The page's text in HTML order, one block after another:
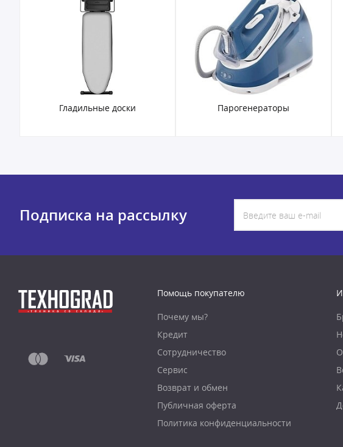
Гладильные доски Парогенераторы
Подписка на рассылку
Помощь покупателю
Почему мы?
Кредит
Сотрудничество
Сервис
Возврат и обмен
Публичная оферта
Политика конфиденциальности